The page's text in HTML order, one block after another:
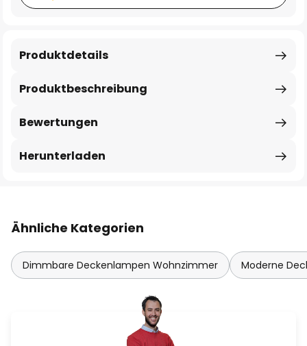
Produktbeschreibung
Produktdetails
Bewertungen
Herunterladen
Ähnliche Kategorien
Dimmbare Deckenlampen Wohnzimmer Moderne